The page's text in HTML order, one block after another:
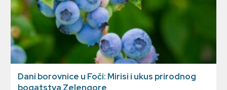
Dani borovnice u Foči: Mirisi i ukus prirodnog
bogatstva Zelengore